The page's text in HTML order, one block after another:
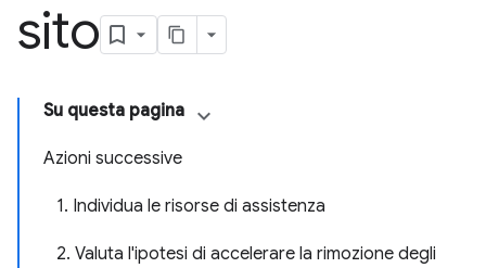
sito
Su questa pagina
Azioni successive
1. Individua le risorse di assistenza
2. Valuta l'ipotesi di accelerare la rimozione degli